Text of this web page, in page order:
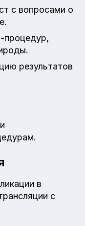
с вопросами о
процедур,
результатов
в
с